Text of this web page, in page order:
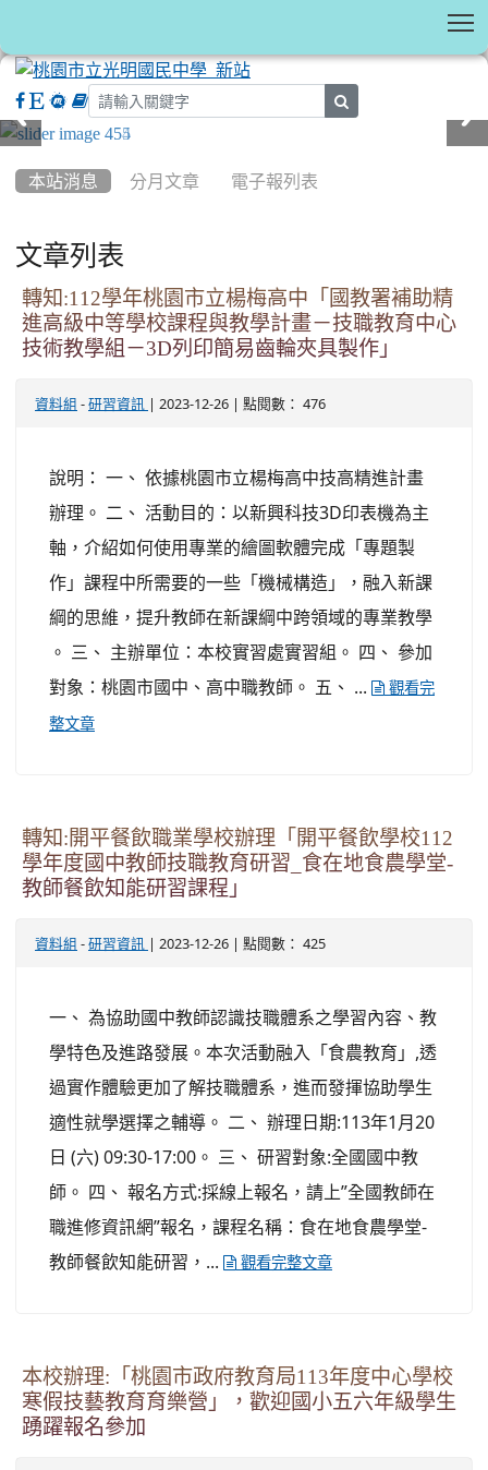
本站消息 分月文章 電子報列表
文章列表
轉知:112學年桃園市立楊梅高中「國教署補助精
進高級中等學校課程與教學計畫－技職教育中心
技術教學組－3D列印簡易齒輪夾具製作」
資料組 - 研習資訊 | 2023-12-26 | 點閱數： 476
說明： 一、 依據桃園市立楊梅高中技高精進計畫
辦理。 二、 活動目的：以新興科技3D印表機為主
軸，介紹如何使用專業的繪圖軟體完成「專題製
作」課程中所需要的一些「機械構造」，融入新課
綱的思維，提升教師在新課綱中跨領域的專業教學
。 三、 主辦單位：本校實習處實習組。 四、 參加
對象：桃園市國中、高中職教師。 五、 ...
觀看完
整文章
轉知:開平餐飲職業學校辦理「開平餐飲學校112
學年度國中教師技職教育研習_食在地食農學堂-
教師餐飲知能研習課程」
資料組 - 研習資訊 | 2023-12-26 | 點閱數： 425
一、 為協助國中教師認識技職體系之學習內容、教
學特色及進路發展。本次活動融入「食農教育」,透
過實作體驗更加了解技職體系，進而發揮協助學生
適性就學選擇之輔導。 二、 辦理日期:113年1月20
日 (六) 09:30-17:00。 三、 研習對象:全國國中教
師。 四、 報名方式:採線上報名，請上”全國教師在
職進修資訊網”報名，課程名稱：食在地食農學堂-
教師餐飲知能研習，...
觀看完整文章
本校辦理:「桃園市政府教育局113年度中心學校
寒假技藝教育育樂營」，歡迎國小五六年級學生
踴躍報名參加